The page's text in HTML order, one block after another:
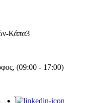
Κάπα3
(09:00 - 17:00)